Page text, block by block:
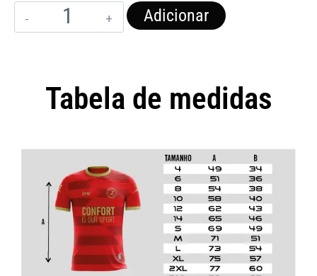
Adicionar
Tabela de medidas